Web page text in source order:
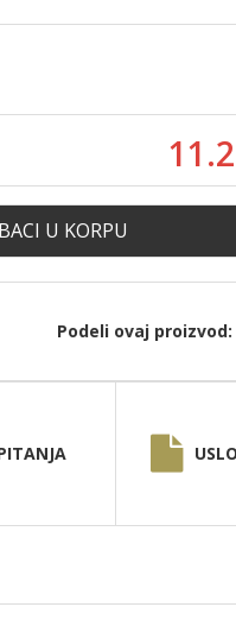
U KORPU
Podeli ovaj proizvod: